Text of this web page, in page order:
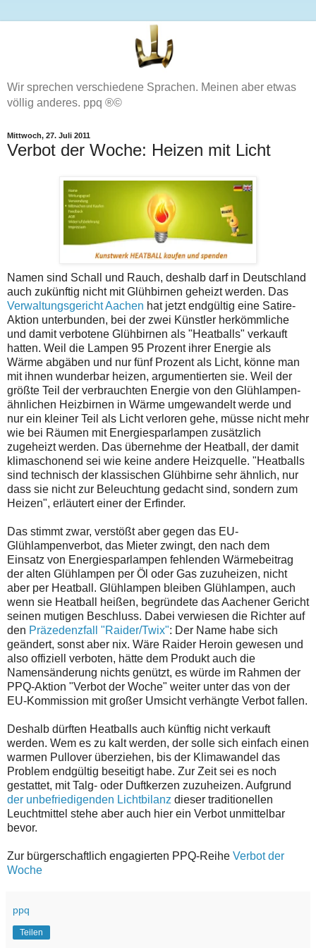
Wir sprechen verschiedene Sprachen. Meinen aber etwas
völlig anderes. ppq ®©
Mittwoch, 27. Juli 2011
Verbot der Woche: Heizen mit Licht
Namen sind Schall und Rauch, deshalb darf in Deutschland
auch zukünftig nicht mit Glühbirnen geheizt werden. Das
Verwaltungsgericht Aachen hat jetzt endgültig eine Satire-
Aktion unterbunden, bei der zwei Künstler herkömmliche
und damit verbotene Glühbirnen als "Heatballs" verkauft
hatten. Weil die Lampen 95 Prozent ihrer Energie als
Wärme abgäben und nur fünf Prozent als Licht, könne man
mit ihnen wunderbar heizen, argumentierten sie. Weil der
größte Teil der verbrauchten Energie von den Glühlampen-
ähnlichen Heizbirnen in Wärme umgewandelt werde und
nur ein kleiner Teil als Licht verloren gehe, müsse nicht mehr
wie bei Räumen mit Energiesparlampen zusätzlich
zugeheizt werden. Das übernehme der Heatball, der damit
klimaschonend sei wie keine andere Heizquelle. "Heatballs
sind technisch der klassischen Glühbirne sehr ähnlich, nur
dass sie nicht zur Beleuchtung gedacht sind, sondern zum
Heizen", erläutert einer der Erfinder.
Das stimmt zwar, verstößt aber gegen das EU-
Glühlampenverbot, das Mieter zwingt, den nach dem
Einsatz von Energiesparlampen fehlenden Wärmebeitrag
der alten Glühlampen per Öl oder Gas zuzuheizen, nicht
aber per Heatball. Glühlampen bleiben Glühlampen, auch
wenn sie Heatball heißen, begründete das Aachener Gericht
seinen mutigen Beschluss. Dabei verwiesen die Richter auf
den Präzedenzfall "Raider/Twix": Der Name habe sich
geändert, sonst aber nix. Wäre Raider Heroin gewesen und
also offiziell verboten, hätte dem Produkt auch die
Namensänderung nichts genützt, es würde im Rahmen der
PPQ-Aktion "Verbot der Woche" weiter unter das von der
EU-Kommission mit großer Umsicht verhängte Verbot fallen.
Deshalb dürften Heatballs auch künftig nicht verkauft
werden. Wem es zu kalt werden, der solle sich einfach einen
warmen Pullover überziehen, bis der Klimawandel das
Problem endgültig beseitigt habe. Zur Zeit sei es noch
gestattet, mit Talg- oder Duftkerzen zuzuheizen. Aufgrund
der unbefriedigenden Lichtbilanz dieser traditionellen
Leuchtmittel stehe aber auch hier ein Verbot unmittelbar
bevor.
Zur bürgerschaftlich engagierten PPQ-Reihe Verbot der
Woche
ppq
Teilen